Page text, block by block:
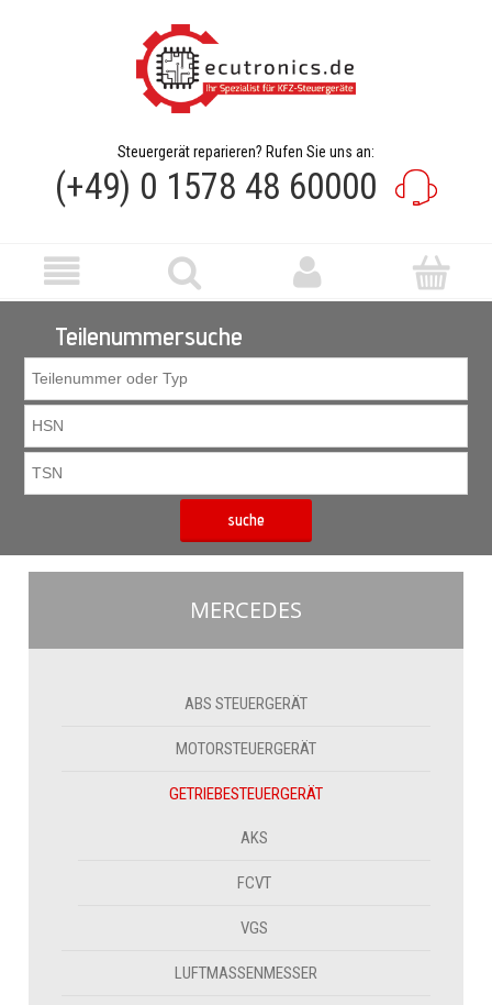
Steuergerät reparieren? Rufen Sie uns an:
(+49) 0 1578 48 60000
Teilenummersuche
suche
MERCEDES
ABS STEUERGERÄT
MOTORSTEUERGERÄT
GETRIEBESTEUERGERÄT
AKS
FCVT
VGS
LUFTMASSENMESSER